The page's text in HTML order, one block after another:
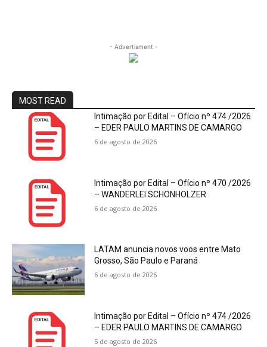
- Advertisment -
MOST READ
Intimação por Edital – Ofício nº 474 /2026
– EDER PAULO MARTINS DE CAMARGO
6 de agosto de 2026
Intimação por Edital – Ofício nº 470 /2026
– WANDERLEI SCHONHOLZER
6 de agosto de 2026
LATAM anuncia novos voos entre Mato
Grosso, São Paulo e Paraná
6 de agosto de 2026
Intimação por Edital – Ofício nº 474 /2026
– EDER PAULO MARTINS DE CAMARGO
5 de agosto de 2026